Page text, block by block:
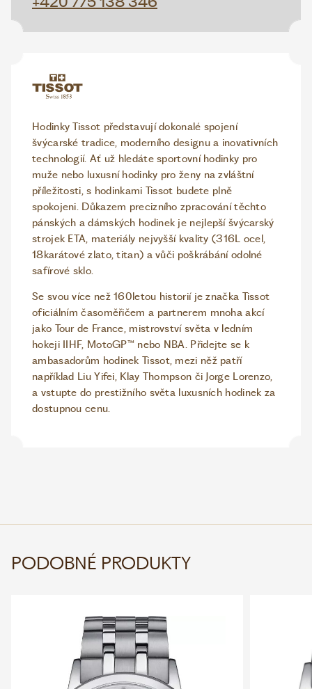
Hodinky Tissot představují dokonalé spojení
švýcarské tradice, moderního designu a inovativních
technologií. Ať už hledáte sportovní hodinky pro
muže nebo luxusní hodinky pro ženy na zvláštní
příležitosti, s hodinkami Tissot budete plně
spokojeni. Důkazem precizního zpracování těchto
pánských a dámských hodinek je nejlepší švýcarský
strojek ETA, materiály nejvyšší kvality (316L ocel,
18karátové zlato, titan) a vůči poškrábání odolné
safírové sklo.
Se svou více než 160letou historií je značka Tissot
oficiálním časoměřičem a partnerem mnoha akcí
jako Tour de France, mistrovství světa v ledním
hokeji IIHF, MotoGP™ nebo NBA. Přidejte se k
ambasadorům hodinek Tissot, mezi něž patří
například Liu Yifei, Klay Thompson či Jorge Lorenzo,
a vstupte do prestižního světa luxusních hodinek za
dostupnou cenu.
PODOBNÉ PRODUKTY